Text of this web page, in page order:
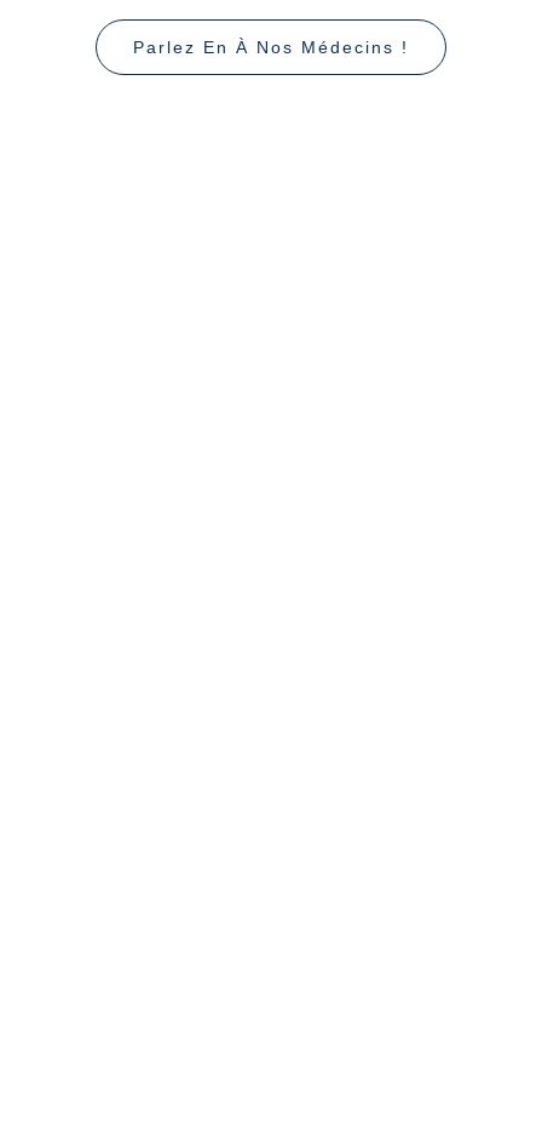
Parlez En À Nos Médecins !